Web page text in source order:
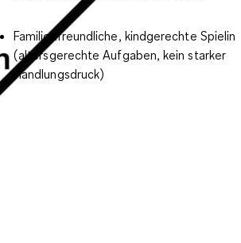
Familienfreundliche, kindgerechte
(altersgerechte Aufgaben, kein starker
Handlungsdruck)